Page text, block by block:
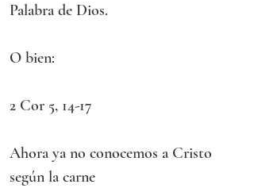
Palabra de Dios.
O bien:
2 Cor 5, 14-17
Ahora ya no conocemos a Cristo
según la carne